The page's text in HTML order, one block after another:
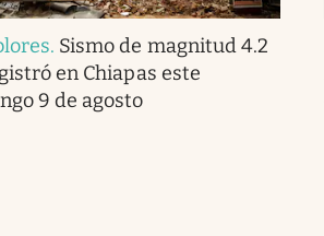
. Sismo de magnitud 4.2
en Chiapas este
9 de agosto